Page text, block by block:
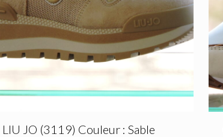
LIU JO (3119) Couleur : Sable